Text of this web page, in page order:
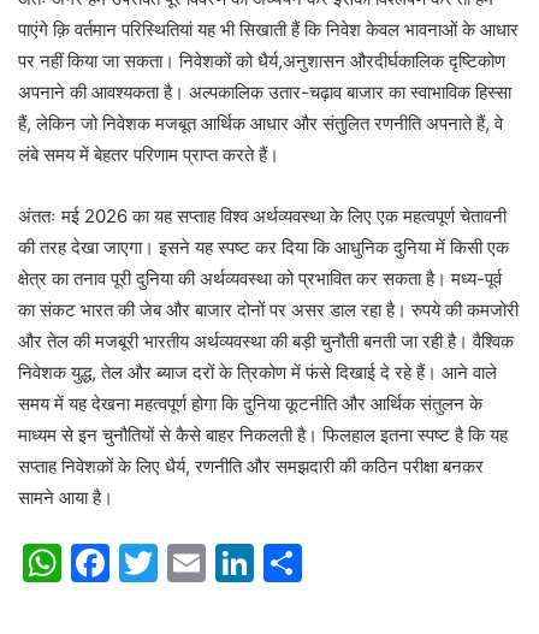
पाएंगे क़ि वर्तमान परिस्थितियां यह भी सिखाती हैं कि निवेश केवल भावनाओं के आधार
पर नहीं किया जा सकता। निवेशकों को धैर्य,अनुशासन औरदीर्घकालिक दृष्टिकोण
अपनाने की आवश्यकता है। अल्पकालिक उतार-चढ़ाव बाजार का स्वाभाविक हिस्सा
हैं, लेकिन जो निवेशक मजबूत आर्थिक आधार और संतुलित रणनीति अपनाते हैं, वे
लंबे समय में बेहतर परिणाम प्राप्त करते हैं।
अंततः मई 2026 का यह सप्ताह विश्व अर्थव्यवस्था के लिए एक महत्वपूर्ण चेतावनी
की तरह देखा जाएगा। इसने यह स्पष्ट कर दिया कि आधुनिक दुनिया में किसी एक
क्षेत्र का तनाव पूरी दुनिया की अर्थव्यवस्था को प्रभावित कर सकता है। मध्य-पूर्व
का संकट भारत की जेब और बाजार दोनों पर असर डाल रहा है। रुपये की कमजोरी
और तेल की मजबूरी भारतीय अर्थव्यवस्था की बड़ी चुनौती बनती जा रही है। वैश्विक
निवेशक युद्ध, तेल और ब्याज दरों के त्रिकोण में फंसे दिखाई दे रहे हैं। आने वाले
समय में यह देखना महत्वपूर्ण होगा कि दुनिया कूटनीति और आर्थिक संतुलन के
माध्यम से इन चुनौतियों से कैसे बाहर निकलती है। फिलहाल इतना स्पष्ट है कि यह
सप्ताह निवेशकों के लिए धैर्य, रणनीति और समझदारी की कठिन परीक्षा बनकर
सामने आया है।
W F
T
E
Li